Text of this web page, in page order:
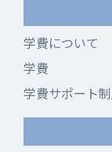
学費について
学費
学費サポート